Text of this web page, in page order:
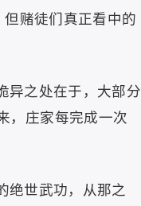
赌徒们真正看中的
异之处在于，大部分
，庄家每完成一次
绝世武功，从那之